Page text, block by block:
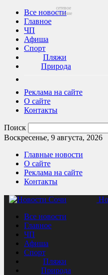
Все новости
Главное
ЧП
Афиша
Спорт
Пляжи
Природа
Реклама на сайте
О сайте
Контакты
Поиск
Воскресенье, 9 августа, 2026
Главные новости
О сайте
Реклама на сайте
Контакты
сетевое
издание
Все новости
Главное
ЧП
Афиша
Спорт
Пляжи
Природа